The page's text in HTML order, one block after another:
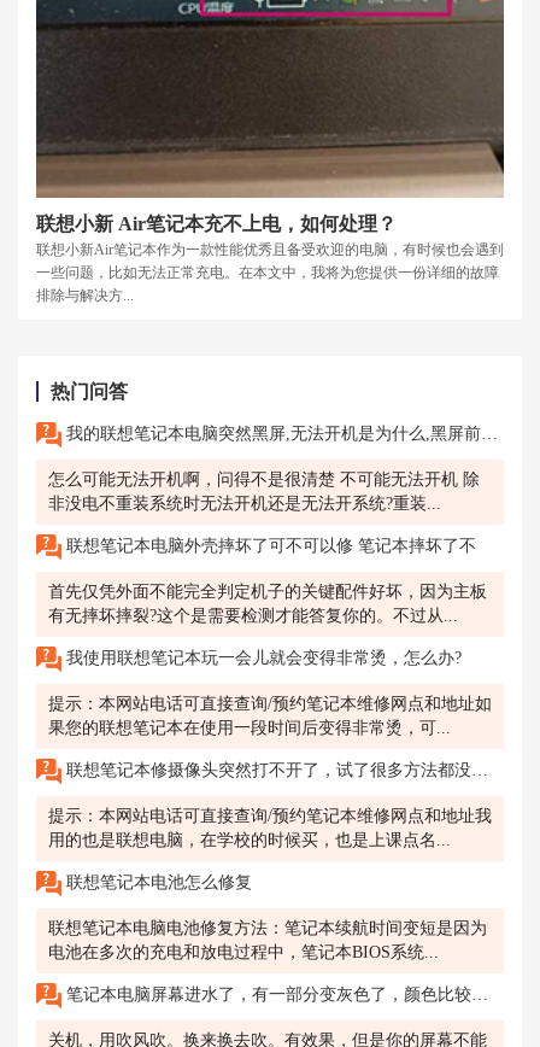
联想小新 Air笔记本充不上电，如何处理？
联想小新Air笔记本作为一款性能优秀且备受欢迎的电脑，有时候也会遇到
一些问题，比如无法正常充电。在本文中，我将为您提供一份详细的故障
排除与解决方...
热门问答
我的联想笔记本电脑突然黑屏,无法开机是为什么,黑屏前还在充电,没有玩很久,电脑也不是很热
怎么可能无法开机啊，问得不是很清楚 不可能无法开机 除
非没电不重装系统时无法开机还是无法开系统?重装...
联想笔记本电脑外壳摔坏了可不可以修 笔记本摔坏了不
首先仅凭外面不能完全判定机子的关键配件好坏，因为主板
有无摔坏摔裂?这个是需要检测才能答复你的。不过从...
我使用联想笔记本玩一会儿就会变得非常烫，怎么办?
提示：本网站电话可直接查询/预约笔记本维修网点和地址如
果您的联想笔记本在使用一段时间后变得非常烫，可...
联想笔记本修摄像头突然打不开了，试了很多方法都没用，马上上网课，急急急，有人知道联想怎么在预约深圳售后？
提示：本网站电话可直接查询/预约笔记本维修网点和地址我
用的也是联想电脑，在学校的时候买，也是上课点名...
联想笔记本电池怎么修复
联想笔记本电脑电池修复方法：笔记本续航时间变短是因为
电池在多次的充电和放电过程中，笔记本BIOS系统...
笔记本电脑屏幕进水了，有一部分变灰色了，颜色比较暗，怎么办啊？
关机，用吹风吹。换来换去吹。有效果，但是你的屏幕不能